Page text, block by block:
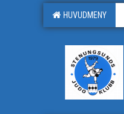
HUVUDMENY